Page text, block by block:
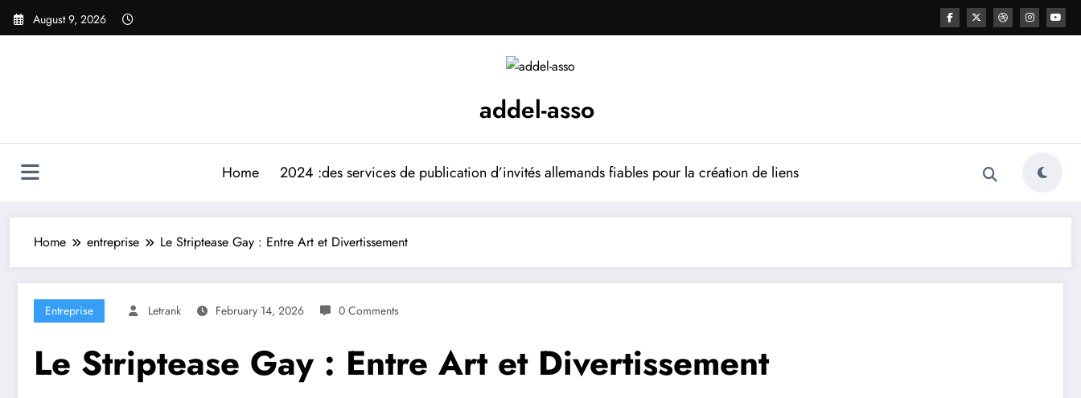
Skip
August 9, 2026
addel-asso
Home 2024 :des services de publication d’invités allemands fiables pour la création de liens
Home entreprise Le Striptease Gay : Entre Art et Divertissement
Entreprise Letrank February 14, 2026 0 Comments
Le Striptease Gay : Entre Art et Divertissement